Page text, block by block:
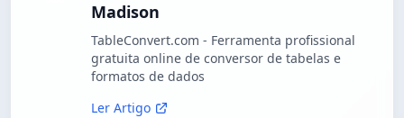
Madison
TableConvert.com - Ferramenta profissional
gratuita online de conversor de tabelas e
formatos de dados
Ler Artigo